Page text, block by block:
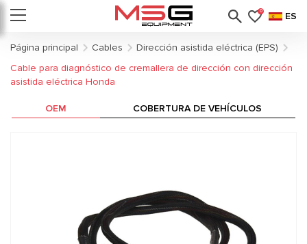
0 ES
Página principal Cables
Dirección asistida eléctrica (EPS)
Cable para diagnóstico de cremallera de dirección con dirección
asistida eléctrica Honda
OEM COBERTURA DE VEHÍCULOS